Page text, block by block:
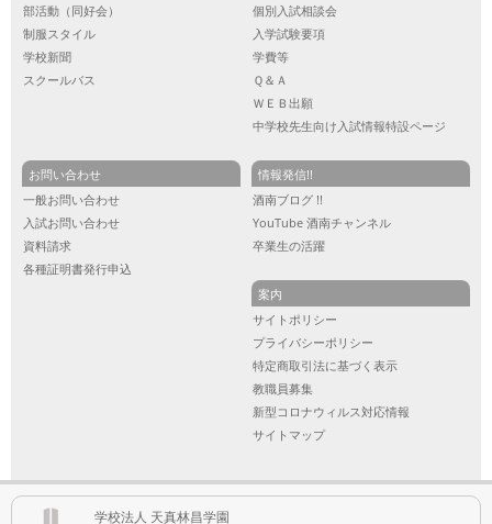
部活動（同好会）
制服スタイル
学校新聞
スクールバス
個別入試相談会
入学試験要項
学費等
Ｑ＆Ａ
ＷＥＢ出願
中学校先生向け入試情報特設ページ
お問い合わせ
一般お問い合わせ
入試お問い合わせ
資料請求
各種証明書発行申込
情報発信!!
酒南ブログ !!
YouTube 酒南チャンネル
卒業生の活躍
案内
サイトポリシー
プライバシーポリシー
特定商取引法に基づく表示
教職員募集
新型コロナウィルス対応情報
サイトマップ
学校法人 天真林昌学園